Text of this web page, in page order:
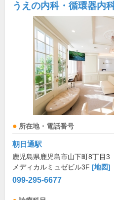
うえの内科・循環器内
所在地・電話番号
朝日通駅
鹿児島県鹿児島市山下町8丁目3
メディカルミュゼビル3F [地図]
099-295-6677